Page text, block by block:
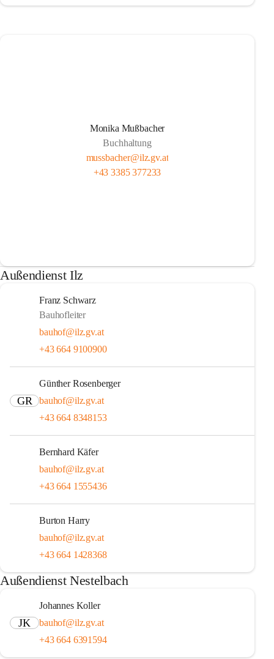
Monika Mußbacher
Buchhaltung
mussbacher@ilz.gv.at
+43 3385 377233
Außendienst Ilz
Franz Schwarz
Bauhofleiter
bauhof@ilz.gv.at
+43 664 9100900
GR
Günther Rosenberger
bauhof@ilz.gv.at
+43 664 8348153
Bernhard Käfer
bauhof@ilz.gv.at
+43 664 1555436
Burton Harry
bauhof@ilz.gv.at
+43 664 1428368
Außendienst Nestelbach
JK
Johannes Koller
bauhof@ilz.gv.at
+43 664 6391594